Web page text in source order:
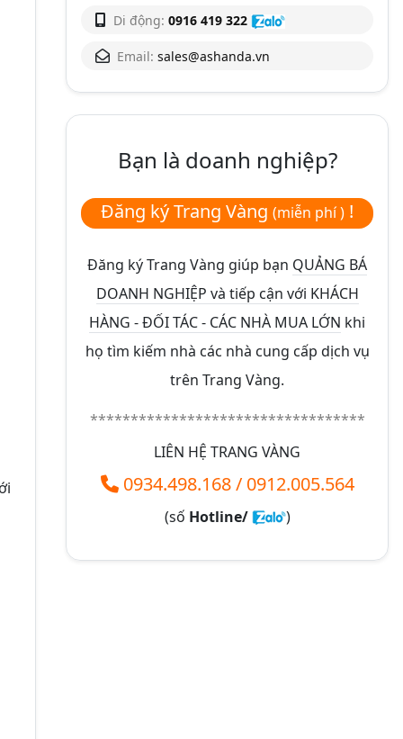
Di động: 0916 419 322
Email: sales@ashanda.vn
Bạn là doanh nghiệp?
Đăng ký Trang Vàng (miễn phí ) !
Đăng ký Trang Vàng giúp bạn QUẢNG BÁ
DOANH NGHIỆP và tiếp cận với KHÁCH
HÀNG - ĐỐI TÁC - CÁC NHÀ MUA LỚN khi
họ tìm kiếm nhà các nhà cung cấp dịch vụ
trên Trang Vàng.
**********************************
LIÊN HỆ TRANG VÀNG
0934.498.168/ 0912.005.564
(số Hotline/ )